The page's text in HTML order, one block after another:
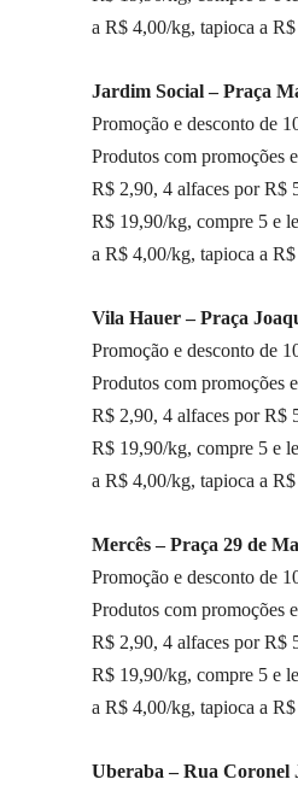
a R$ 4,00/kg, tapioca a
Jardim Social – Praça
Promoção e desconto de
Produtos com promoções
R$ 2,90, 4 alfaces por R$
R$ 19,90/kg, compre 5 e
a R$ 4,00/kg, tapioca a
Vila Hauer – Praça
Promoção e desconto de
Produtos com promoções
R$ 2,90, 4 alfaces por R$
R$ 19,90/kg, compre 5 e
a R$ 4,00/kg, tapioca a
Mercês – Praça 29 de
Promoção e desconto de
Produtos com promoções
R$ 2,90, 4 alfaces por R$
R$ 19,90/kg, compre 5 e
a R$ 4,00/kg, tapioca a
Uberaba – Rua Coronel